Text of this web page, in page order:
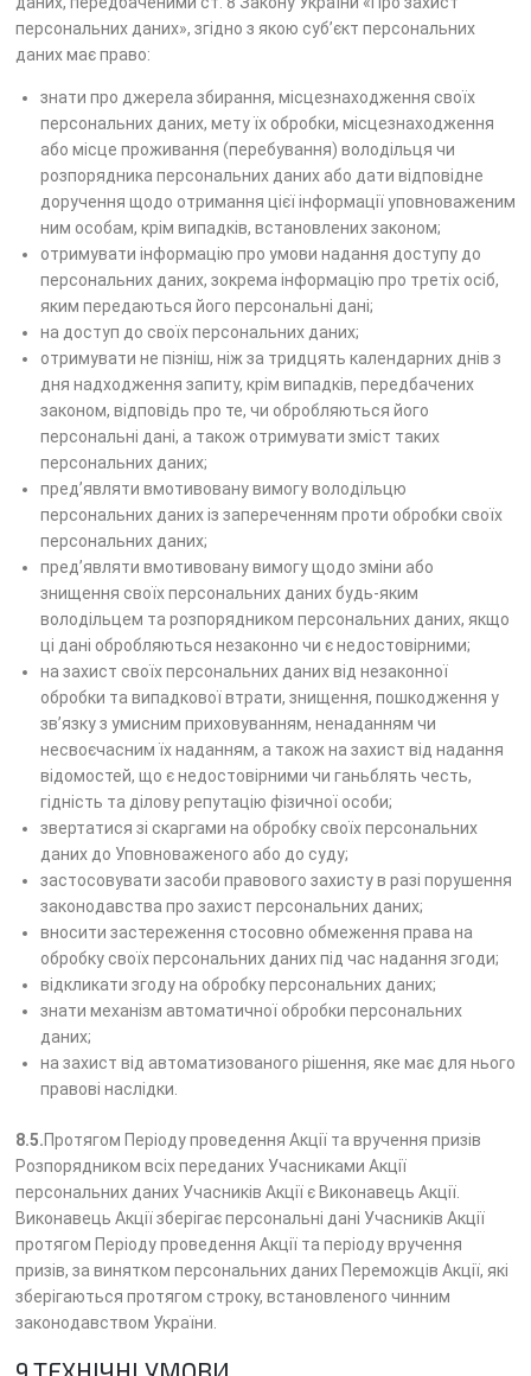
персональних даних», згідно з якою суб’єкт персональних
даних має право:
знати про джерела збирання, місцезнаходження своїх
персональних даних, мету їх обробки, місцезнаходження
або місце проживання (перебування) володільця чи
розпорядника персональних даних або дати відповідне
доручення щодо отримання цієї інформації уповноваженим
ним особам, крім випадків, встановлених законом;
отримувати інформацію про умови надання доступу до
персональних даних, зокрема інформацію про третіх осіб,
яким передаються його персональні дані;
на доступ до своїх персональних даних;
отримувати не пізніш, ніж за тридцять календарних днів з
дня надходження запиту, крім випадків, передбачених
законом, відповідь про те, чи обробляються його
персональні дані, а також отримувати зміст таких
персональних даних;
пред’являти вмотивовану вимогу володільцю
персональних даних із запереченням проти обробки своїх
персональних даних;
пред’являти вмотивовану вимогу щодо зміни або
знищення своїх персональних даних будь-яким
володільцем та розпорядником персональних даних, якщо
ці дані обробляються незаконно чи є недостовірними;
на захист своїх персональних даних від незаконної
обробки та випадкової втрати, знищення, пошкодження у
зв’язку з умисним приховуванням, ненаданням чи
несвоєчасним їх наданням, а також на захист від надання
відомостей, що є недостовірними чи ганьблять честь,
гідність та ділову репутацію фізичної особи;
звертатися зі скаргами на обробку своїх персональних
даних до Уповноваженого або до суду;
застосовувати засоби правового захисту в разі порушення
законодавства про захист персональних даних;
вносити застереження стосовно обмеження права на
обробку своїх персональних даних під час надання згоди;
відкликати згоду на обробку персональних даних;
знати механізм автоматичної обробки персональних
даних;
на захист від автоматизованого рішення, яке має для нього
правові наслідки.
8.5.Протягом Періоду проведення Акції та вручення призів
Розпорядником всіх переданих Учасниками Акції
персональних даних Учасників Акції є Виконавець Акції.
Виконавець Акції зберігає персональні дані Учасників Акції
протягом Періоду проведення Акції та періоду вручення
призів, за винятком персональних даних Переможців Акції, які
зберігаються протягом строку, встановленого чинним
законодавством України.